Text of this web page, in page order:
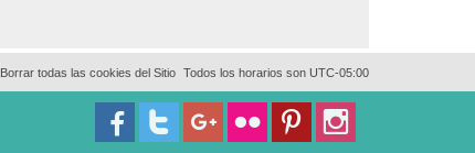
Todos los horarios son UTC-05:00
Borrar todas las cookies del Sitio